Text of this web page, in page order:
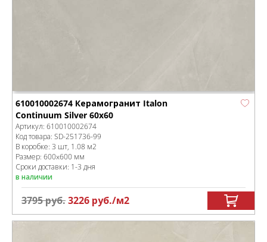
610010002674 Керамогранит Italon
Continuum Silver 60x60
Артикул: 610010002674
Код товара: SD-251736-99
В коробке: 3 шт, 1.08 м2
Размер: 600x600 мм
Сроки доставки: 1-3 дня
в наличии
3795руб.3226 руб./м2